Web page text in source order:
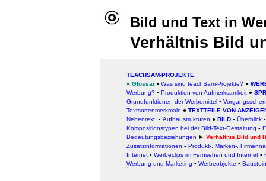
Bild und Text in
Verhältnis Bild
TEACHSAM-PROJEKTE
● Glossar ▪ Was sind teachSam-Projekte? ●
Werbung? ▪ Produktion von Aufmerksamkeit ●
Grundfunktionen der Werbemittel ▪
Textsortenmerkmale ● TEXTTEILE VON
Nebentext ▪ Aufbaustrukturen ● BILD ▪ Überblick
Kompositionstypen bei der Bild-Text-Gestaltung ▪
Bedeutungsbeziehungen ► Verhältnis Bild und
Zusatzinformationen ▪ Produkt-, Marken-,
Internet ▪ Werbeclips im Fernsehen und Internet ▪
Werbung und Marketing ▪ Werbeobjekte ▪